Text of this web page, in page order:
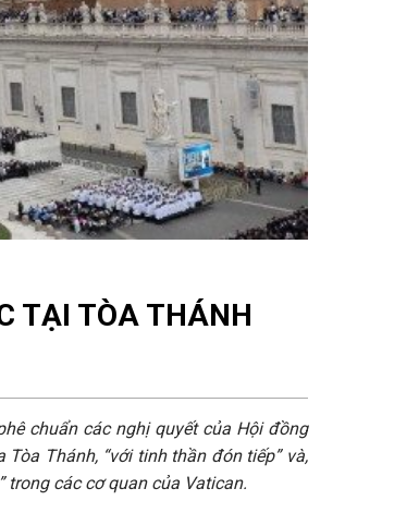
TẠI TÒA THÁNH
chuẩn các nghị quyết của Hội đồng
Thánh, “với tinh thần đón tiếp” và,
trong các cơ quan của Vatican.